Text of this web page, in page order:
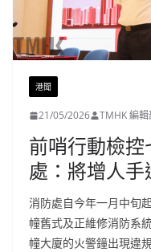
港聞
21/05/2026 TMHK 編輯
前哨行動檢
處：將增人
消防處自今年一月中旬
幢舊式及正維修消防系
幢大廈的火警鐘出現違